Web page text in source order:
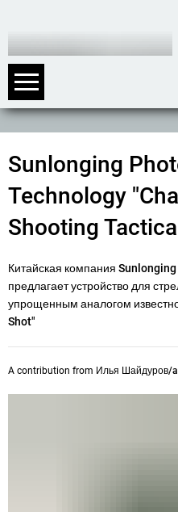
Sunlonging
Technology
Shooting
Китайская компания
предлагает устройство для
упрощенным аналогом
Shot"
A contribution from Илья Шайдуров/